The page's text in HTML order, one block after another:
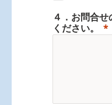
４．お問合
ください。